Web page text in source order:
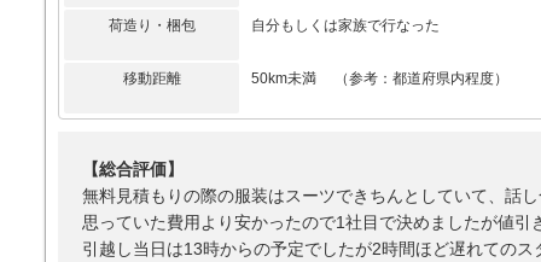
荷造り・梱包
自分もしくは家族で行なった
移動距離 50km未満 （参考：都道府県内程度）
【総合評価】
無料見積もりの際の服装はスーツできちんとしていて、話
思っていた費用より安かったので1社目で決めましたが値
引越し当日は13時からの予定でしたが2時間ほど遅れてのス